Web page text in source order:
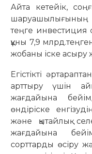
Айта кетейік,
шаруашылығының
теңге
құны 7,9
жобаны іске асыру
Егістікті
арттыру үшін
жағдайына
өндіріске
және қытайлық
жағдайына
сорттарды өсіру